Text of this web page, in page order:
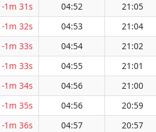
-1m 31s 04:52 21:05
-1m 32s 04:53 21:04
-1m 33s 04:54 21:02
-1m 33s 04:55 21:01
-1m 34s 04:56 21:00
-1m 35s 04:56 20:59
-1m 36s 04:57 20:57